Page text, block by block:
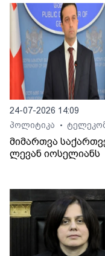
24-07-2026 14:09
პოლიტიკა
•
მიმართვა
ლევან იოსელიანს